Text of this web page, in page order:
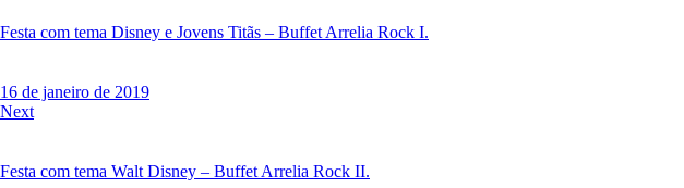
Festa com tema Disney e Jovens Titãs – Buffet Arrelia Rock I.
16 de janeiro de 2019
Next
Festa com tema Walt Disney – Buffet Arrelia Rock II.